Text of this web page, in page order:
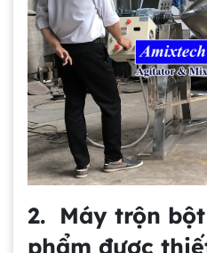
2. Máy trộn
phẩm được